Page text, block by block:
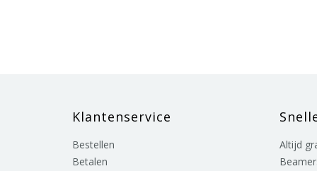
Klantenservice
Bestellen
Betalen
Altijd